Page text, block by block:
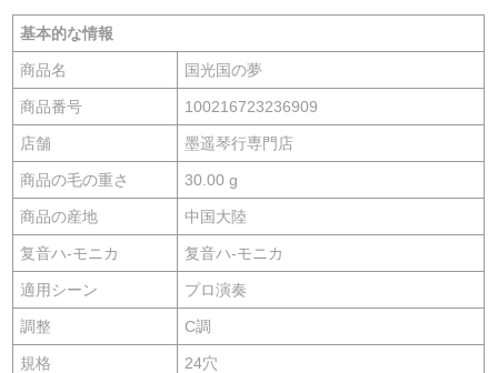
基本的な情報
商品名 国光国の夢
商品番号 100216723236909
店舗 墨遥琴行専門店
商品の毛の重さ 30.00 g
商品の産地 中国大陸
复音ハ-モニカ 复音ハ-モニカ
適用シーン プロ演奏
調整 C調
規格 24穴